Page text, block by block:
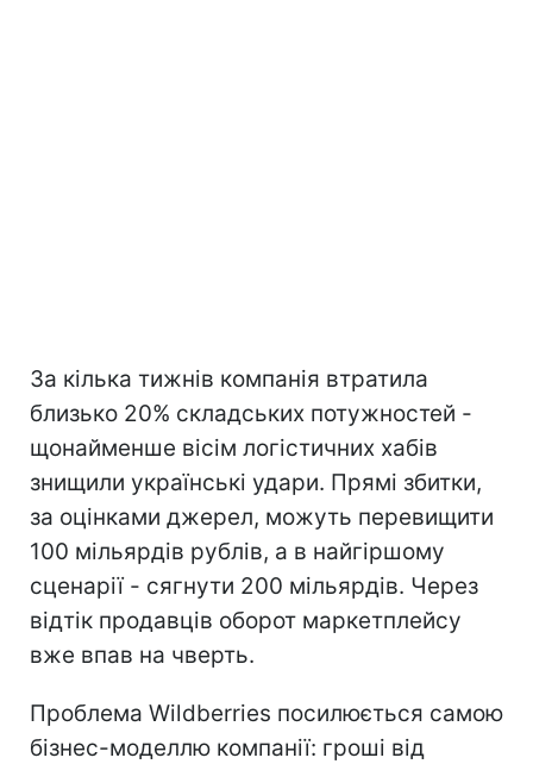
За кілька тижнів компанія втратила
близько 20% складських потужностей -
щонайменше вісім логістичних хабів
знищили українські удари. Прямі збитки,
за оцінками джерел, можуть перевищити
100 мільярдів рублів, а в найгіршому
сценарії - сягнути 200 мільярдів. Через
відтік продавців оборот маркетплейсу
вже впав на чверть.
Проблема Wildberries посилюється самою
бізнес-моделлю компанії: гроші від